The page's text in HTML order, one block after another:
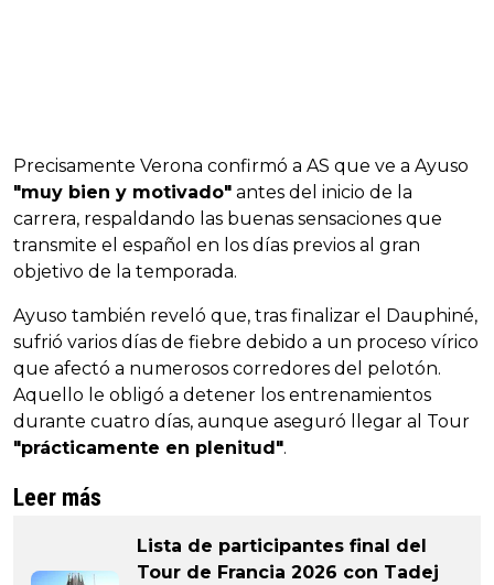
Precisamente Verona confirmó a AS que ve a Ayuso
"muy bien y motivado" antes del inicio de la
carrera, respaldando las buenas sensaciones que
transmite el español en los días previos al gran
objetivo de la temporada.
Ayuso también reveló que, tras finalizar el Dauphiné,
sufrió varios días de fiebre debido a un proceso vírico
que afectó a numerosos corredores del pelotón.
Aquello le obligó a detener los entrenamientos
durante cuatro días, aunque aseguró llegar al Tour
"prácticamente en plenitud".
Leer más
Lista de participantes final del
Tour de Francia 2026 con Tadej